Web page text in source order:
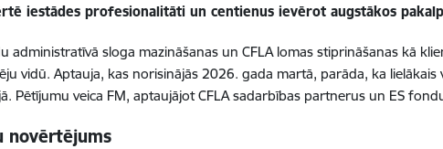
iestādes profesionalitāti un centienus ievērot augstākos
administratīvā sloga mazināšanas un CFLA lomas stiprināšanas kā
vidū. Aptauja, kas norisinājās 2026. gada martā, parāda, ka
Pētījumu veica FM, aptaujājot CFLA sadarbības partnerus un ES
novērtējums